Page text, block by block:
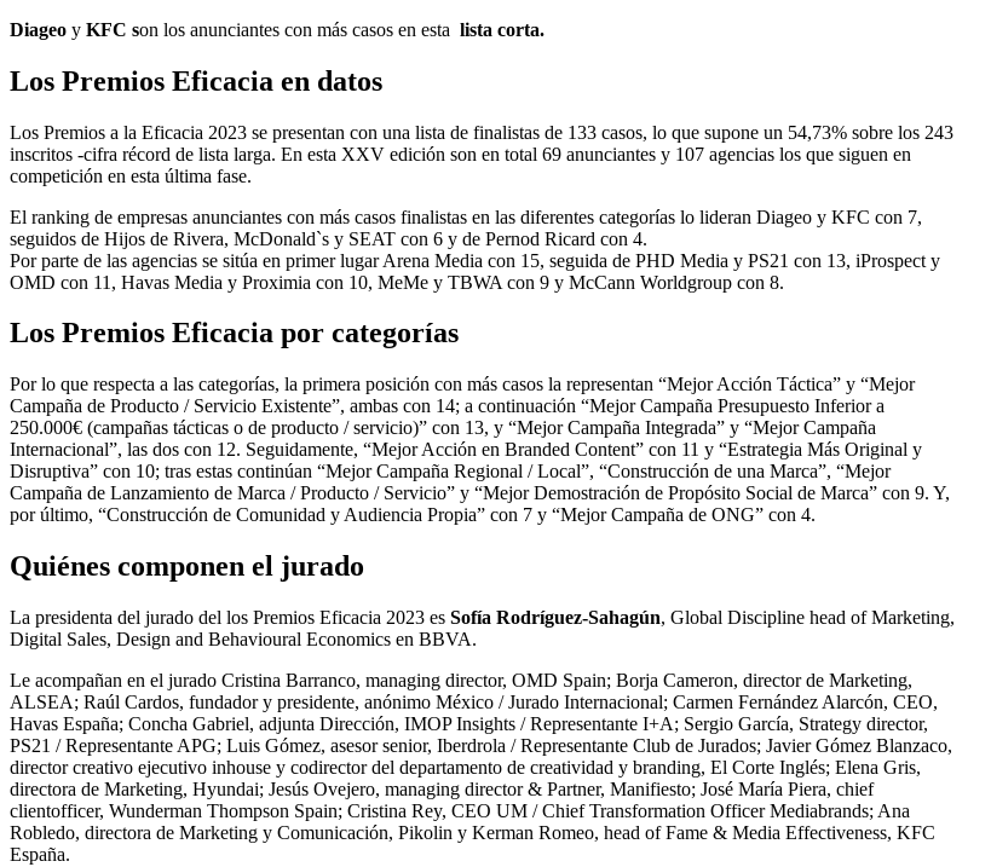
Diageo y KFC son los anunciantes con más casos en esta lista corta.
Los Premios Eficacia en datos
Los Premios a la Eficacia 2023 se presentan con una lista de finalistas de 133 casos, lo que supone un 54,73% sobre los 243
inscritos -cifra récord de lista larga. En esta XXV edición son en total 69 anunciantes y 107 agencias los que siguen en
competición en esta última fase.
El ranking de empresas anunciantes con más casos finalistas en las diferentes categorías lo lideran Diageo y KFC con 7,
seguidos de Hijos de Rivera, McDonald`s y SEAT con 6 y de Pernod Ricard con 4.
Por parte de las agencias se sitúa en primer lugar Arena Media con 15, seguida de PHD Media y PS21 con 13, iProspect y
OMD con 11, Havas Media y Proximia con 10, MeMe y TBWA con 9 y McCann Worldgroup con 8.
Los Premios Eficacia por categorías
Por lo que respecta a las categorías, la primera posición con más casos la representan “Mejor Acción Táctica” y “Mejor
Campaña de Producto / Servicio Existente”, ambas con 14; a continuación “Mejor Campaña Presupuesto Inferior a
250.000€ (campañas tácticas o de producto / servicio)” con 13, y “Mejor Campaña Integrada” y “Mejor Campaña
Internacional”, las dos con 12. Seguidamente, “Mejor Acción en Branded Content” con 11 y “Estrategia Más Original y
Disruptiva” con 10; tras estas continúan “Mejor Campaña Regional / Local”, “Construcción de una Marca”, “Mejor
Campaña de Lanzamiento de Marca / Producto / Servicio” y “Mejor Demostración de Propósito Social de Marca” con 9. Y,
por último, “Construcción de Comunidad y Audiencia Propia” con 7 y “Mejor Campaña de ONG” con 4.
Quiénes componen el jurado
La presidenta del jurado del los Premios Eficacia 2023 es Sofía Rodríguez-Sahagún, Global Discipline head of Marketing,
Digital Sales, Design and Behavioural Economics en BBVA.
Le acompañan en el jurado Cristina Barranco, managing director, OMD Spain; Borja Cameron, director de Marketing,
ALSEA; Raúl Cardos, fundador y presidente, anónimo México / Jurado Internacional; Carmen Fernández Alarcón, CEO,
Havas España; Concha Gabriel, adjunta Dirección, IMOP Insights / Representante I+A; Sergio García, Strategy director,
PS21 / Representante APG; Luis Gómez, asesor senior, Iberdrola / Representante Club de Jurados; Javier Gómez Blanzaco,
director creativo ejecutivo inhouse y codirector del departamento de creatividad y branding, El Corte Inglés; Elena Gris,
directora de Marketing, Hyundai; Jesús Ovejero, managing director & Partner, Manifiesto; José María Piera, chief
clientofficer, Wunderman Thompson Spain; Cristina Rey, CEO UM / Chief Transformation Officer Mediabrands; Ana
Robledo, directora de Marketing y Comunicación, Pikolin y Kerman Romeo, head of Fame & Media Effectiveness, KFC
España.